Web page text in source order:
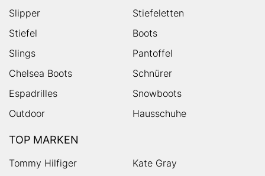
Slipper
Stiefeletten
Stiefel
Boots
Slings
Pantoffel
Chelsea Boots
Schnürer
Espadrilles
Snowboots
Outdoor
Hausschuhe
TOP MARKEN
Tommy Hilfiger
Kate Gray